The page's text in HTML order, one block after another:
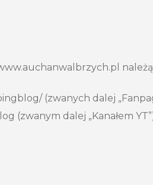
(zwanych dalej
(zwanym dalej „Kanałem